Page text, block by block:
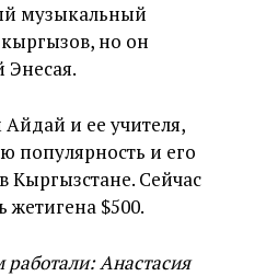
музыкальный
но он
Энесая.
и ее учителя,
популярность и его
Кыргызстане. Сейчас
жетигена $500.
Анастасия